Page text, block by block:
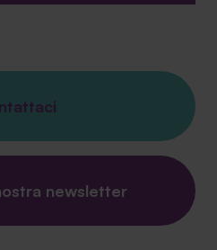
newsletter